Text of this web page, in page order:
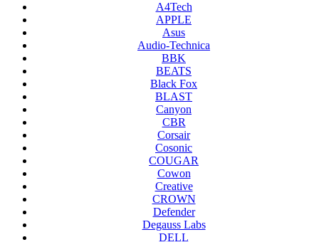
A4Tech
APPLE
Asus
Audio-Technica
BBK
BEATS
Black Fox
BLAST
Canyon
CBR
Corsair
Cosonic
COUGAR
Cowon
Creative
CROWN
Defender
Degauss Labs
DELL